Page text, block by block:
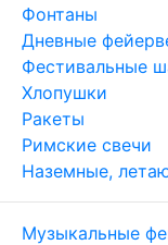
Фонтаны
Дневные
Фестивальные
Хлопушки
Ракеты
Римские свечи
Наземные,
Музыкальные